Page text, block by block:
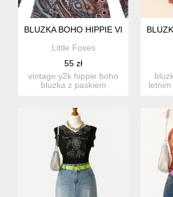
BLUZKA BOHO HIPPIE VINTAGE Y2K
Little Foxes
55 zł
vintage y2k hippie boho
bluzka z paskiem